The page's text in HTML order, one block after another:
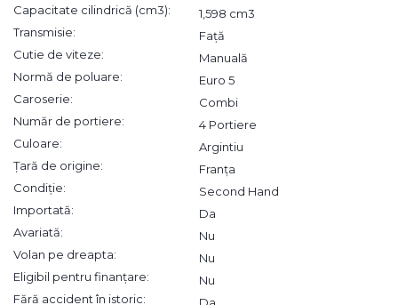
Capacitate cilindrică (cm3):
1,598 cm3
Transmisie:
Față
Cutie de viteze:
Manuală
Normă de poluare:
Euro 5
Caroserie:
Combi
Număr de portiere:
4 Portiere
Culoare:
Argintiu
Țară de origine:
Franța
Condiție:
Second Hand
Importată:
Da
Avariată:
Nu
Volan pe dreapta:
Nu
Eligibil pentru finanțare:
Nu
Fără accident în istoric: